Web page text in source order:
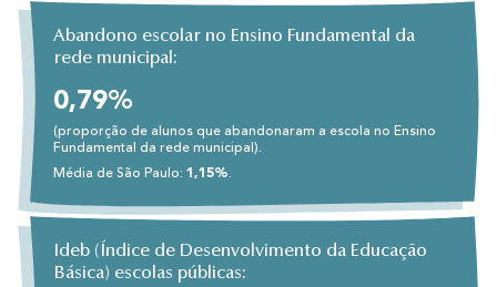
Abandono escolar no Ensino Fundamental da
rede municipal:
0,79%
(proporção de alunos que abandonaram a escola no Ensino
Fundamental da rede municipal).
Média de São Paulo: 1,15%.
Ideb (Índice de Desenvolvimento da Educação
Básica) escolas públicas: